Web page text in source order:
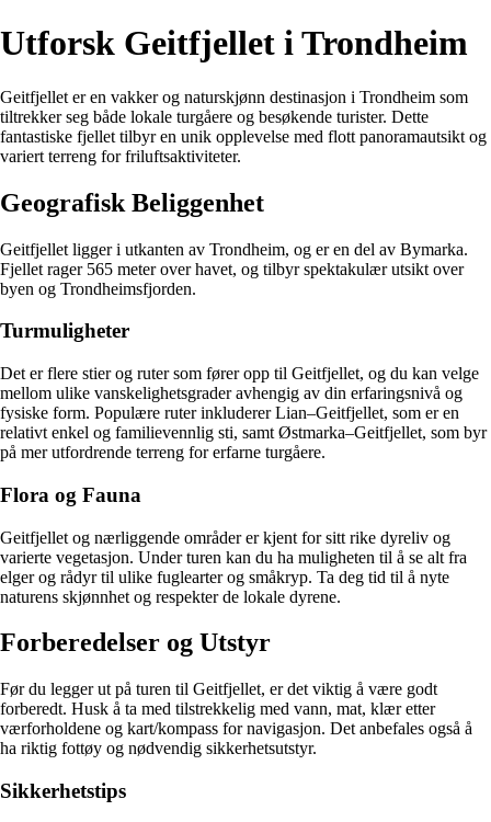
Utforsk Geitfjellet i Trondheim
Geitfjellet er en vakker og naturskjønn destinasjon i Trondheim som
tiltrekker seg både lokale turgåere og besøkende turister. Dette
fantastiske fjellet tilbyr en unik opplevelse med flott panoramautsikt og
variert terreng for friluftsaktiviteter.
Geografisk Beliggenhet
Geitfjellet ligger i utkanten av Trondheim, og er en del av Bymarka.
Fjellet rager 565 meter over havet, og tilbyr spektakulær utsikt over
byen og Trondheimsfjorden.
Turmuligheter
Det er flere stier og ruter som fører opp til Geitfjellet, og du kan velge
mellom ulike vanskelighetsgrader avhengig av din erfaringsnivå og
fysiske form. Populære ruter inkluderer Lian–Geitfjellet, som er en
relativt enkel og familievennlig sti, samt Østmarka–Geitfjellet, som byr
på mer utfordrende terreng for erfarne turgåere.
Flora og Fauna
Geitfjellet og nærliggende områder er kjent for sitt rike dyreliv og
varierte vegetasjon. Under turen kan du ha muligheten til å se alt fra
elger og rådyr til ulike fuglearter og småkryp. Ta deg tid til å nyte
naturens skjønnhet og respekter de lokale dyrene.
Forberedelser og Utstyr
Før du legger ut på turen til Geitfjellet, er det viktig å være godt
forberedt. Husk å ta med tilstrekkelig med vann, mat, klær etter
værforholdene og kart/kompass for navigasjon. Det anbefales også å
ha riktig fottøy og nødvendig sikkerhetsutstyr.
Sikkerhetstips